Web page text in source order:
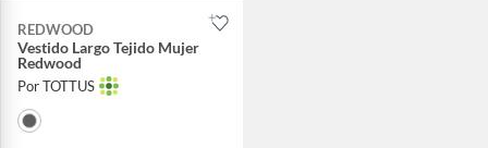
REDWOOD
Vestido Largo Tejido Mujer
Redwood
Por TOTTUS